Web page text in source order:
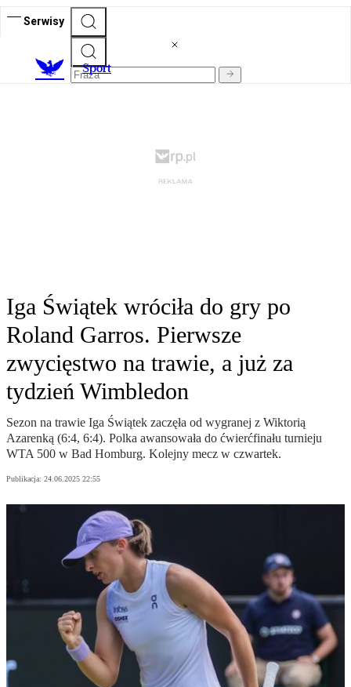
Serwisy
Sport
Iga Świątek wróciła do gry po
Roland Garros. Pierwsze
zwycięstwo na trawie, a już za
tydzień Wimbledon
Sezon na trawie Iga Świątek zaczęła od wygranej z Wiktorią
Azarenką (6:4, 6:4). Polka awansowała do ćwierćfinału turnieju
WTA 500 w Bad Homburg. Kolejny mecz w czwartek.
Publikacja: 24.06.2025 22:55